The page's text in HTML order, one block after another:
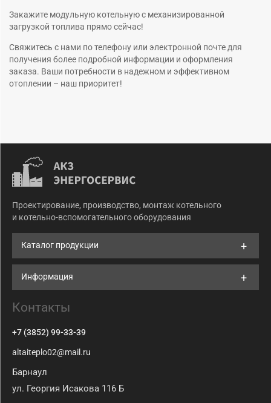
Закажите модульную котельную с механизированной
загрузкой топлива прямо сейчас!
Свяжитесь с нами по телефону или электронной почте для
получения более подробной информации и оформления
заказа. Ваши потребности в надежном и эффективном
отоплении – наш приоритет!
Проектирование, производство, монтаж котельного
и котельно-вспомогательного оборудования
Каталог продукции
Информация
Контакты
+7 (3852) 99-33-39
altaiteplo02@mail.ru
Барнаул
ул. Георгия Исакова 116 Б